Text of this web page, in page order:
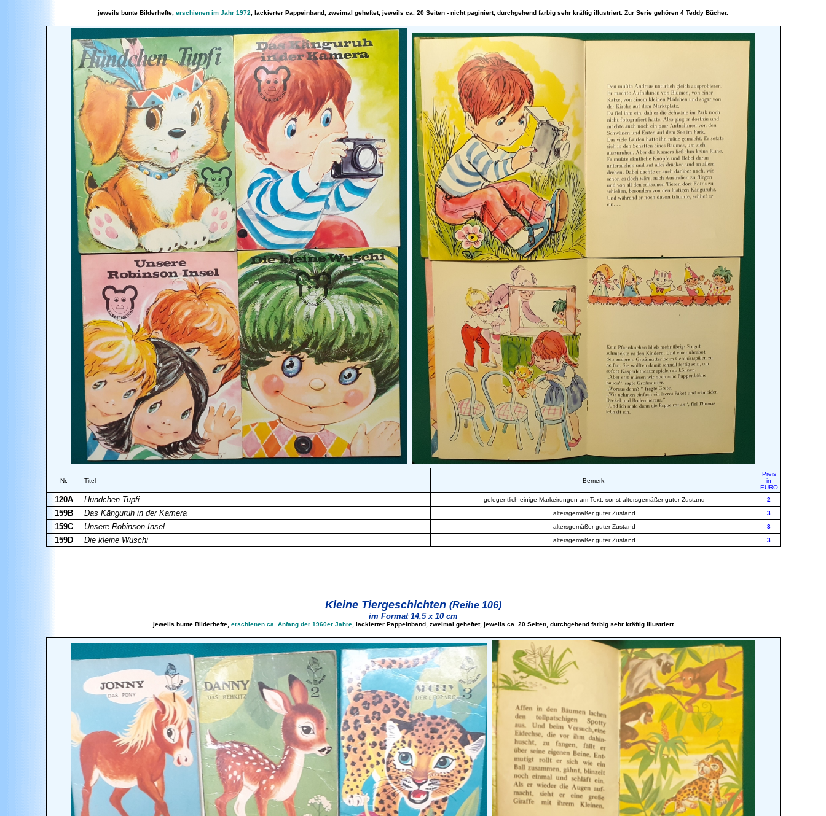
jeweils bunte Bilderhefte, erschienen im Jahr 1972 , lackierter Pappeinband, zweimal geheftet, jeweils ca. 20 Seiten - nicht paginiert, durchgehend farbig sehr kräftig illustriert. Zur Serie gehören 4 Teddy Bücher.
Nr. Titel Bemerk.
Preis
in
EURO
120A Hündchen Tupfi gelegentlich einige Markeirungen am Text; sonst altersgemäßer guter Zustand 2
159B Das Känguruh in der Kamera altersgemäßer guter Zustand 3
159C Unsere Robinson-Insel altersgemäßer guter Zustand 3
159D Die kleine Wuschi altersgemäßer guter Zustand 3
Kleine Tiergeschichten (Reihe 106)
im Format 14,5 x 10 cm
jeweils bunte Bilderhefte, erschienen ca. Anfang der 1960er Jahre, lackierter Pappeinband, zweimal geheftet, jeweils ca. 20 Seiten, durchgehend farbig sehr kräftig illustriert